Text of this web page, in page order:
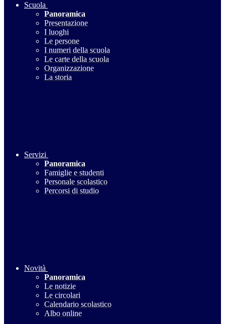
Scuola
Panoramica
Presentazione
I luoghi
Le persone
I numeri della scuola
Le carte della scuola
Organizzazione
La storia
Servizi
Panoramica
Famiglie e studenti
Personale scolastico
Percorsi di studio
Novità
Panoramica
Le notizie
Le circolari
Calendario scolastico
Albo online